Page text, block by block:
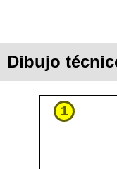
Dibujo
1